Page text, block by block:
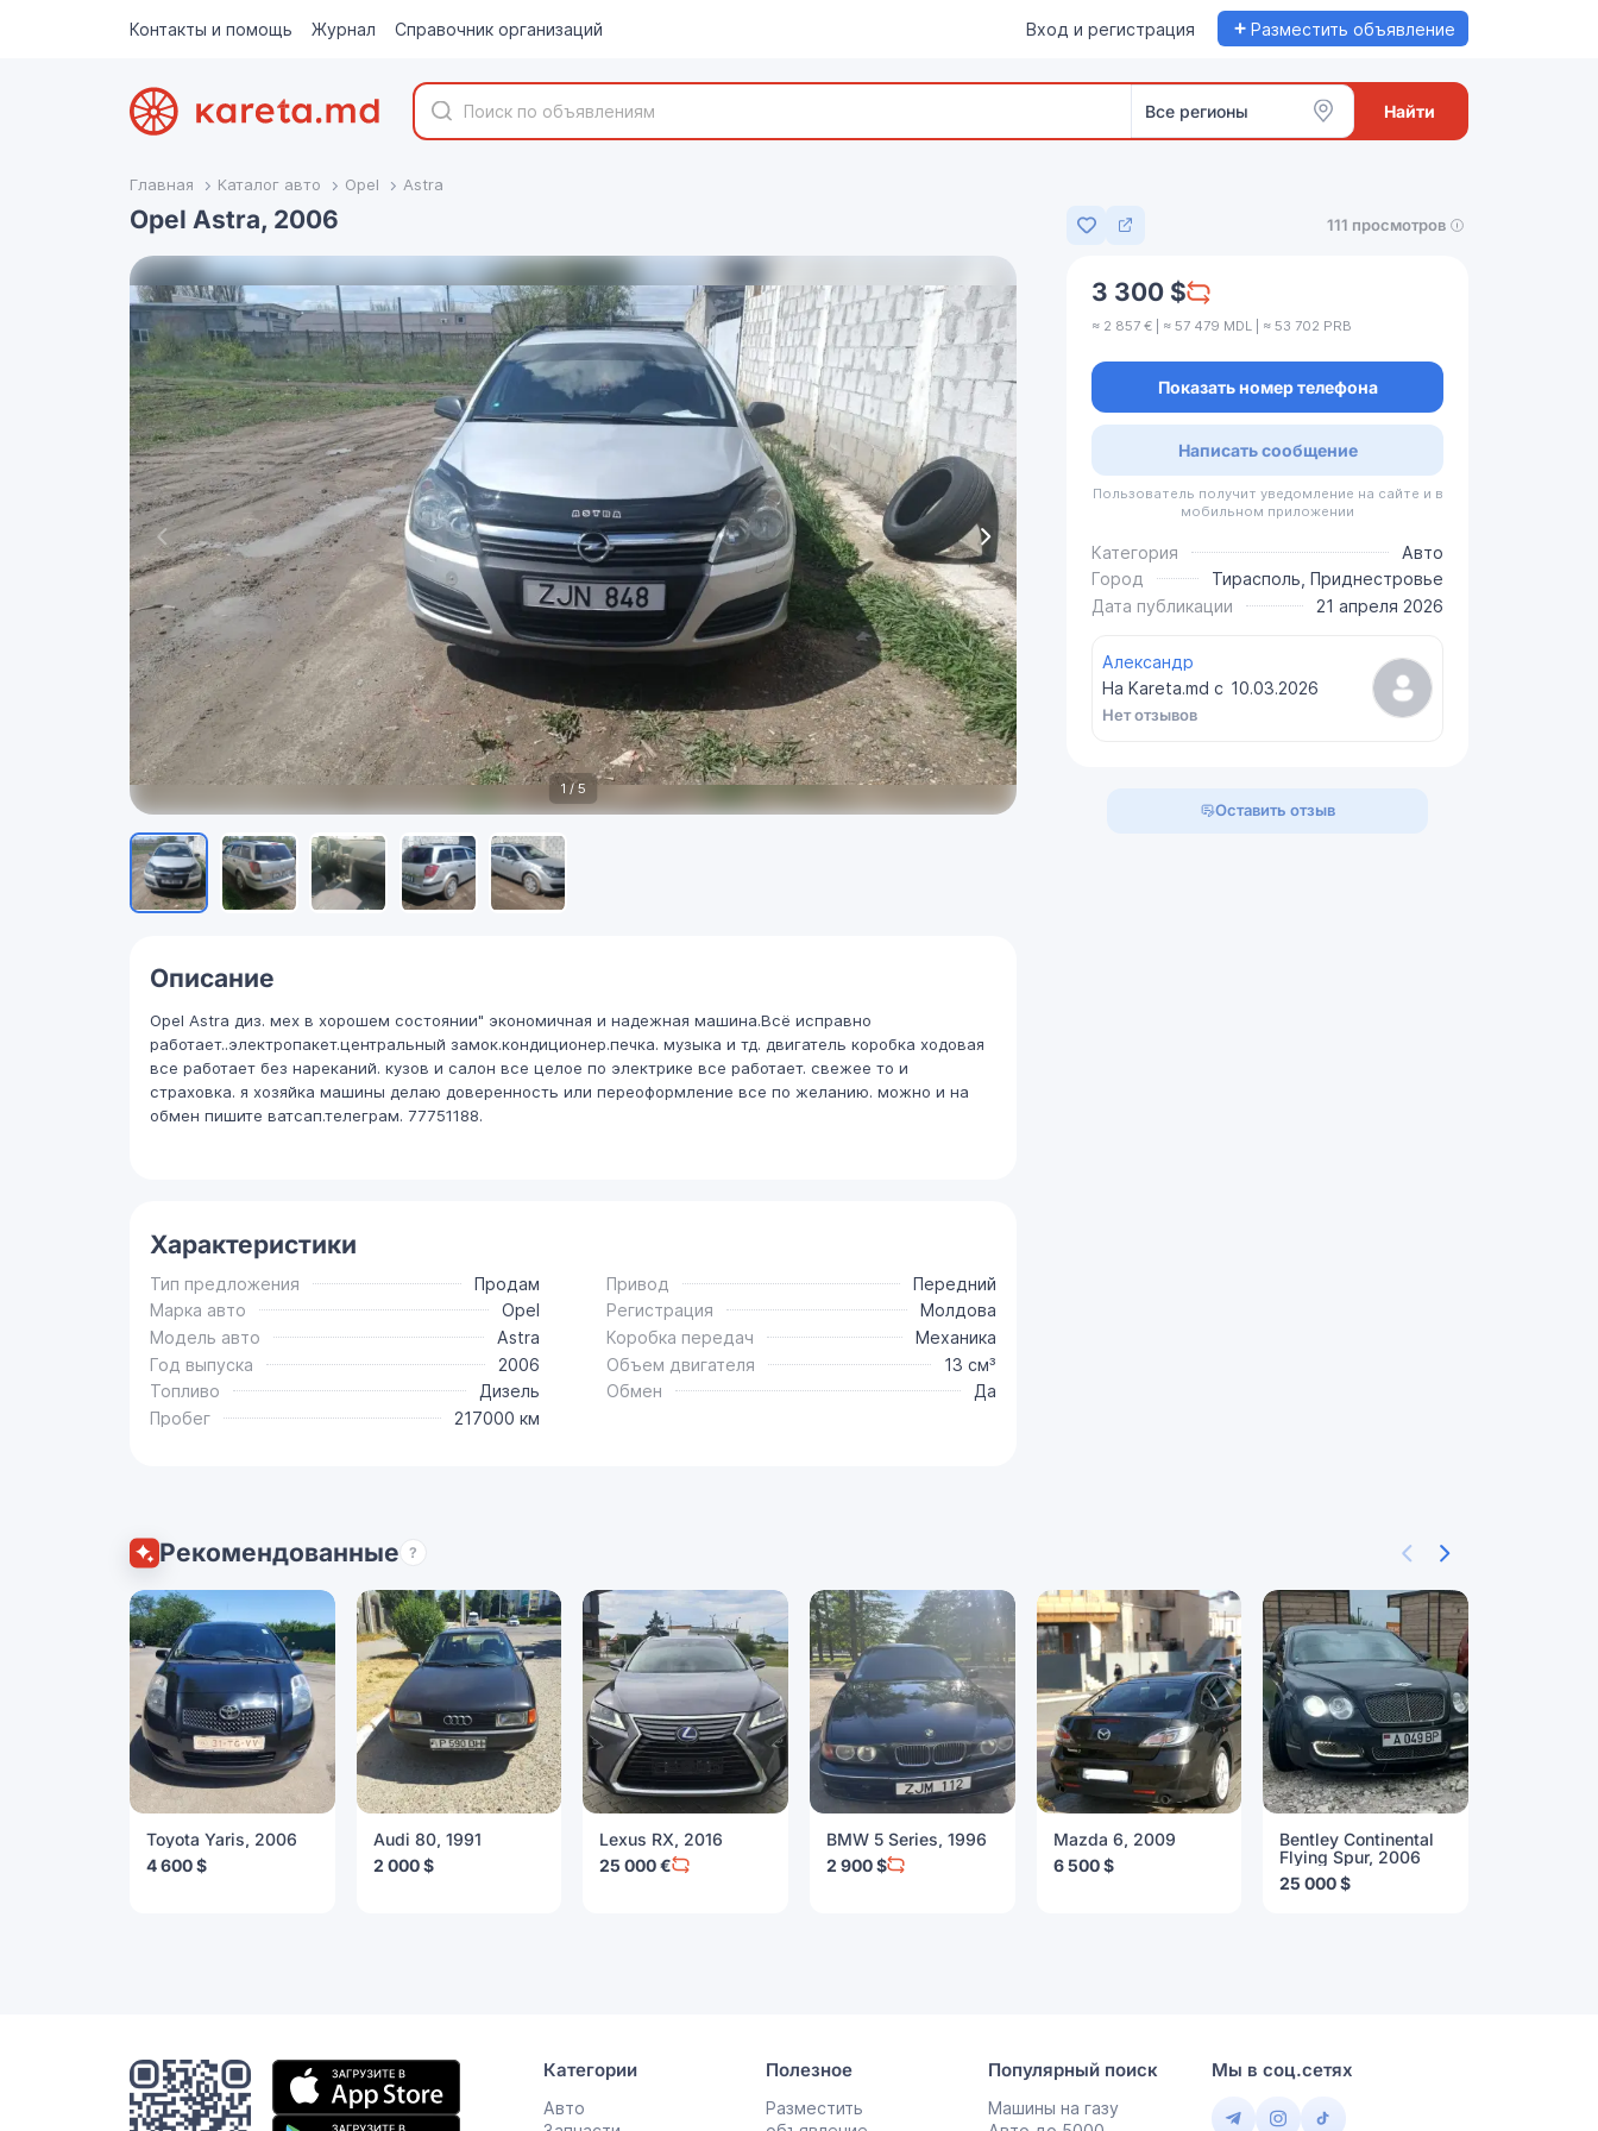
Контакты и помощь Журнал Справочник организаций Вход и регистрация + Разместить объявление
Все регионы Найти
Главная Каталог авто Opel Astra
Opel Astra, 2006
Добавить в избранное
111 просмотров
1 /5
Описание
Opel Astra диз. мех в хорошем состоянии" экономичная и надежная машина.Всё исправно
работает..электропакет.центральный замок.кондиционер.печка. музыка и тд. двигатель коробка ходовая
все работает без нареканий. кузов и салон все целое по электрике все работает. свежее то и
страховка. я хозяйка машины делаю доверенность или переоформление все по желанию. можно и на
обмен пишите ватсап.телеграм. 77751188.
Характеристики
Тип предложения
Продам
Марка авто
Opel
Модель авто
Astra
Год выпуска
2006
Топливо
Дизель
Пробег
217000 км
Привод
Передний
Регистрация
Молдова
Коробка передач
Механика
Объем двигателя
13 см³
Обмен
Да
3 300 $
≈ 2 857 € | ≈ 57 479 MDL | ≈ 53 702 PRB
Показать номер телефона
Написать сообщение
Пользователь получит уведомление на сайте и в
мобильном приложении
Категория
Авто
Город
Тирасполь, Приднестровье
Дата публикации
21 апреля 2026
Александр
На Kareta.md с 10.03.2026
Нет отзывов
Оставить отзыв
Рекомендованные ?
Toyota Yaris, 2006
4 600 $
Audi 80, 1991
2 000 $
Lexus RX, 2016
25 000 €
BMW 5 Series, 1996
2 900 $
Mazda 6, 2009
6 500 $
Bentley Continental
Flying Spur, 2006
25 000 $
Мобильное
приложение
Категории
Авто
Полезное
Разместить
Популярный поиск
Машины на газу
Мы в соц.сетях